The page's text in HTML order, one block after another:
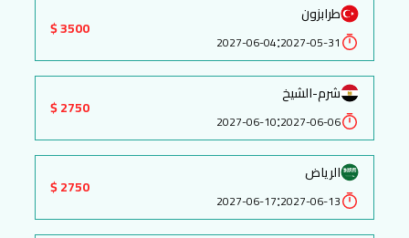
طرابزون
2027-05-31
:
2027-06-04
3500 $
شرم-الشيخ
2027-06-06
:
2027-06-10
2750 $
الرياض
2027-06-13
:
2027-06-17
2750 $